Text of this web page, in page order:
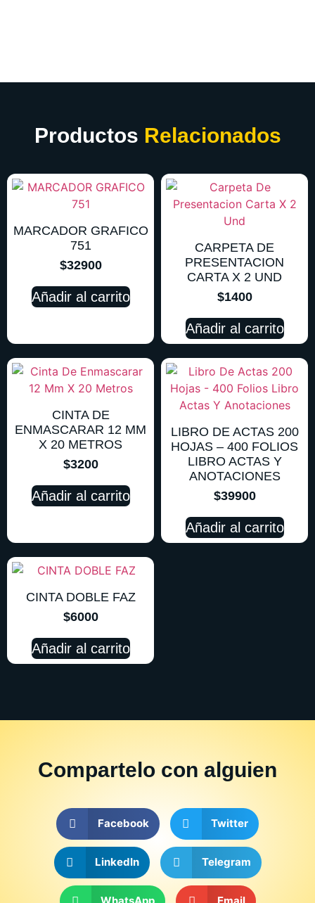
Productos Relacionados
MARCADOR GRAFICO
751
$32900
Añadir al carrito
CARPETA DE
PRESENTACION
CARTA X 2 UND
$1400
Añadir al carrito
CINTA DE
ENMASCARAR 12 MM
X 20 METROS
$3200
Añadir al carrito
LIBRO DE ACTAS 200
HOJAS – 400 FOLIOS
LIBRO ACTAS Y
ANOTACIONES
$39900
Añadir al carrito
CINTA DOBLE FAZ
$6000
Añadir al carrito
Compartelo con alguien
Facebook Twitter
LinkedIn Telegram